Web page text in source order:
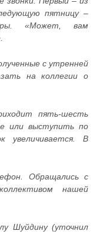
пятницу –
«Может, вам
с утренней
на коллегии о
пять-шесть
или выступить по
увеличивается. В
Обращались с
нашей
Шуйдину (уточнил